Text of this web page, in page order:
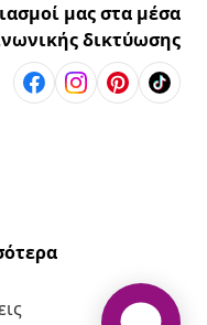
μας στα μέσα
δικτύωσης